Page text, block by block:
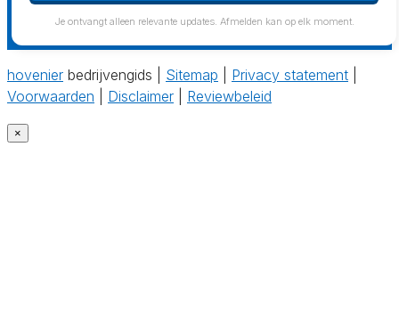
Je ontvangt alleen relevante updates. Afmelden kan op elk moment.
hovenier bedrijvengids | Sitemap Privacy statement
Voorwaarden
Disclaimer Reviewbeleid
×